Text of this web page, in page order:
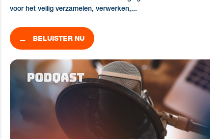
voor het veilig verzamelen, verwerken,...
BELUISTER NU